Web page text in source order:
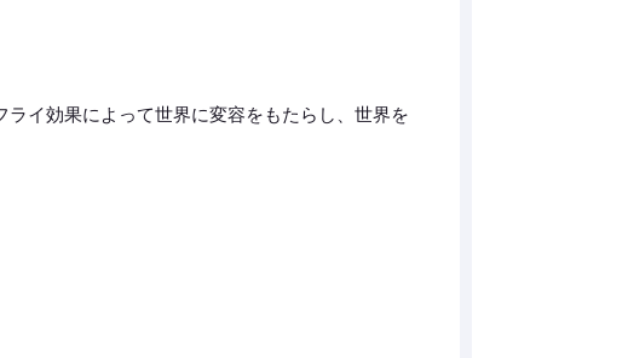
イ効果によって世界に変容をもたらし、世界を